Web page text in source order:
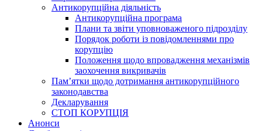
Антикорупційна діяльність
Антикорупційна програма
Плани та звіти уповноваженого підрозділу
Порядок роботи із повідомленнями про
корупцію
Положення щодо впровадження механізмів
заохочення викривачів
Пам’ятки щодо дотримання антикорупційного
законодавства
Декларування
СТОП КОРУПЦІЯ
Анонси